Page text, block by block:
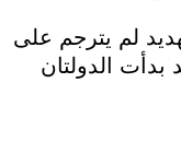
بإغلاق المضيق في عام 2011 لكن هذا التهديد لم يترجم على
بدأت الدولتان